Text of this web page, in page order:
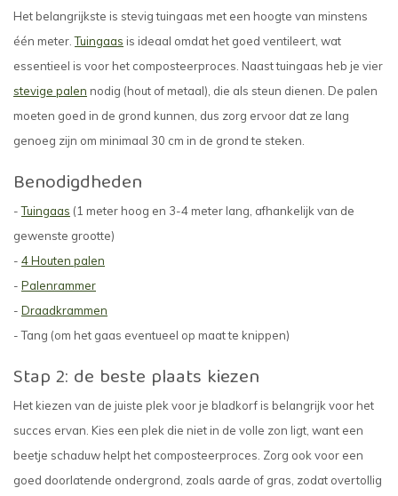
Het belangrijkste is stevig tuingaas met een hoogte van minstens
één meter.Tuingaas is ideaal omdat het goed ventileert, wat
essentieel is voor het composteerproces. Naast tuingaas heb je vier
stevige palen nodig (hout of metaal), die als steun dienen. De palen
moeten goed in de grond kunnen, dus zorg ervoor dat ze lang
genoeg zijn om minimaal 30 cm in de grond te steken.
Benodigdheden
-Tuingaas (1 meter hoog en 3-4 meter lang, afhankelijk van de
gewenste grootte)
- 4 Houten palen
- Palenrammer
- Draadkrammen
- Tang (om het gaas eventueel op maat te knippen)
Stap 2: de beste plaats kiezen
Het kiezen van de juiste plek voor je bladkorf is belangrijk voor het
succes ervan. Kies een plek die niet in de volle zon ligt, want een
beetje schaduw helpt het composteerproces. Zorg ook voor een
goed doorlatende ondergrond, zoals aarde of gras, zodat overtollig